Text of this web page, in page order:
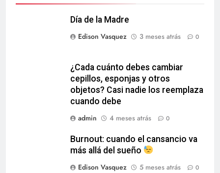
Día de la Madre
Edison Vasquez
3 meses atrás 0
¿Cada cuánto debes cambiar
cepillos, esponjas y otros
objetos? Casi nadie los reemplaza
cuando debe
admin
4 meses atrás 0
Burnout: cuando el cansancio va
más allá del sueño
Edison Vasquez
5 meses atrás 0